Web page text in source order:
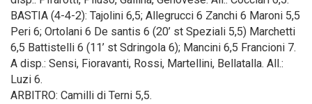
BASTIA (4-4-2): Tajolini 6,5; Allegrucci 6 Zanchi 6 Maroni 5,5
Peri 6; Ortolani 6 De santis 6 (20’ st Speziali 5,5) Marchetti
6,5 Battistelli 6 (11’ st Sdringola 6); Mancini 6,5 Francioni 7.
A disp.: Sensi, Fioravanti, Rossi, Martellini, Bellatalla. All.:
Luzi 6.
ARBITRO: Camilli di Terni 5,5.